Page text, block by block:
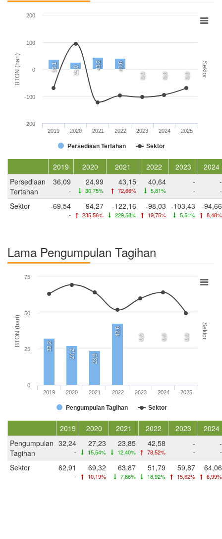
BTON (hari) Sektor
36,1 25,0 43,2 40,6
0,0 0,0 0,0
Persediaan Tertahan Sektor
2019 2020 2021 2022 2023 2024 2025
-200
-100
0
100
200
2019 2020 2021 2022 2023
2024
Persediaan
Tertahan
36,09
-
24,99
30,75%
43,15
72,66%
40,64
5,81%
-
-
-
-
Sektor -69,54
-
94,27
235,56%
-122,16
229,58%
-98,03
19,75%
-103,43
5,51%
-94,66
8,48%
Lama Pengumpulan Tagihan
BTON (hari) Sektor
32,2
27,2 23,9
42,6
0,0 0,0 0,0
Pengumpulan Tagihan Sektor
2019 2020 2021 2022 2023 2024 2025
0
25
50
75
2019 2020 2021 2022 2023
2024
Pengumpulan
Tagihan
32,24
-
27,23
15,54%
23,85
12,40%
42,58
78,52%
-
-
-
-
Sektor 62,91
-
69,32
10,19%
63,87
7,86%
51,79
18,92%
59,87
15,62%
64,06
6,99%